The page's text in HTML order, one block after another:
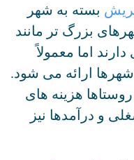
بسته به شهر
بزرگ ‌تر مانند
اما معمولاً
ارائه می‌ شود.
هزینه ‌های
و درآمدها نیز